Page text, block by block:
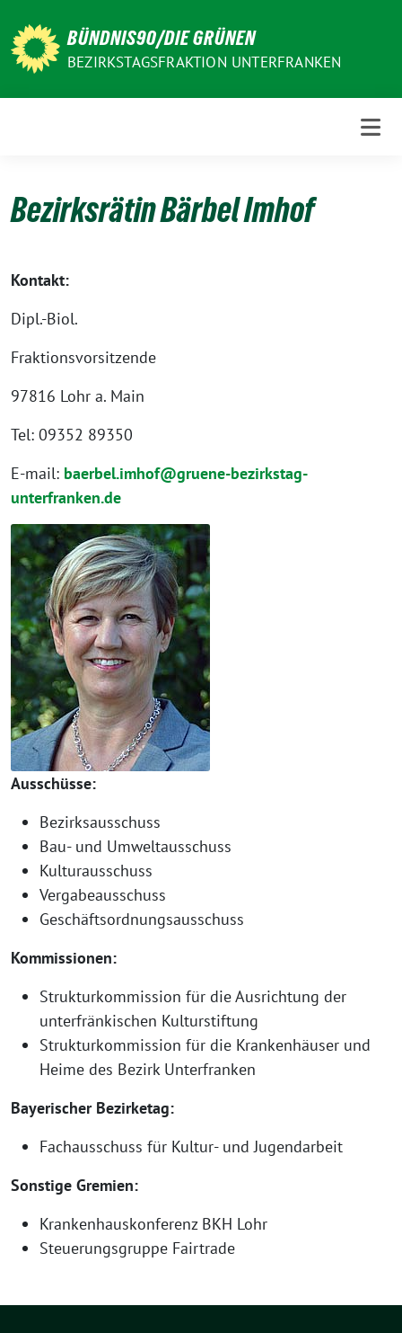
zum
Inhalt
BÜNDNIS90/DIE GRÜNEN
BEZIRKSTAGSFRAKTION UNTERFRANKEN
Bezirksrätin Bärbel Imhof
Kontakt:
Dipl.-Biol.
Fraktionsvorsitzende
97816 Lohr a. Main
Tel: 09352 89350
E-mail: baerbel.imhof@gruene-bezirkstag-
unterfranken.de
Ausschüsse:
Bezirksausschuss
Bau- und Umweltausschuss
Kulturausschuss
Vergabeausschuss
Geschäftsordnungsausschuss
Kommissionen:
Strukturkommission für die Ausrichtung der
unterfränkischen Kulturstiftung
Strukturkommission für die Krankenhäuser und
Heime des Bezirk Unterfranken
Bayerischer Bezirketag:
Fachausschuss für Kultur- und Jugendarbeit
Sonstige Gremien:
Krankenhauskonferenz BKH Lohr
Steuerungsgruppe Fairtrade